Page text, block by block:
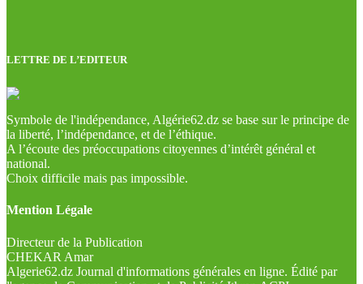
LETTRE DE L’EDITEUR
Symbole de l'indépendance, Algérie62.dz se base sur le principe de
la liberté, l’indépendance, et de l’éthique.
A l’écoute des préoccupations citoyennes d’intérêt général et
national.
Choix difficile mais pas impossible.
Mention Légale
Directeur de la Publication
CHEKAR Amar
Algerie62.dz Journal d'informations générales en ligne. Édité par